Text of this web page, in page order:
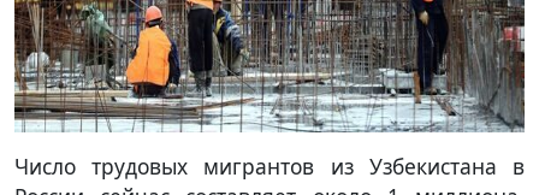
Число трудовых мигрантов из Узбекистана в